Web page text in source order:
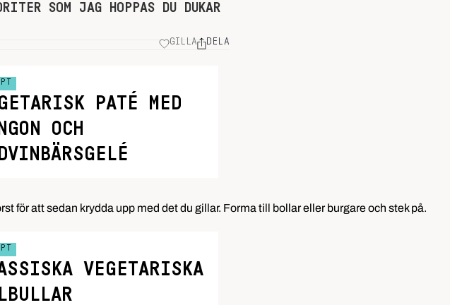
SOM JAG HOPPAS DU DUKAR
GILLA DELA
PATÉ MED
OCH
för att sedan krydda upp med det du gillar. Forma till bollar eller burgare och stek på.
VEGETARISKA